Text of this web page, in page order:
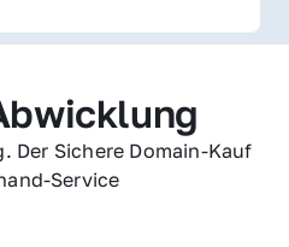
Der Sichere Domain-Kauf
Service